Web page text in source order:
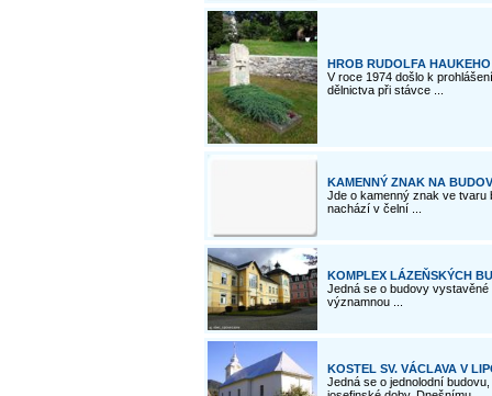
HROB RUDOLFA
V roce 1974 došlo k
dělnictva při stávce ...
KAMENNÝ ZNAK NA
Jde o kamenný znak ve tvaru
nachází v čelní ...
KOMPLEX LÁZEŇSKÝCH
Jedná se o budovy
významnou ...
KOSTEL SV. VÁCLAVA V
Jedná se o jednolodní